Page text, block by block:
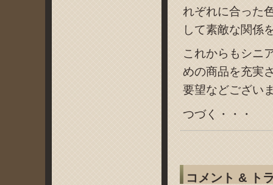
れぞれに合った
して素敵な関係
これからもシニ
めの商品を充実
要望などござい
つづく・・・
コメント & ト